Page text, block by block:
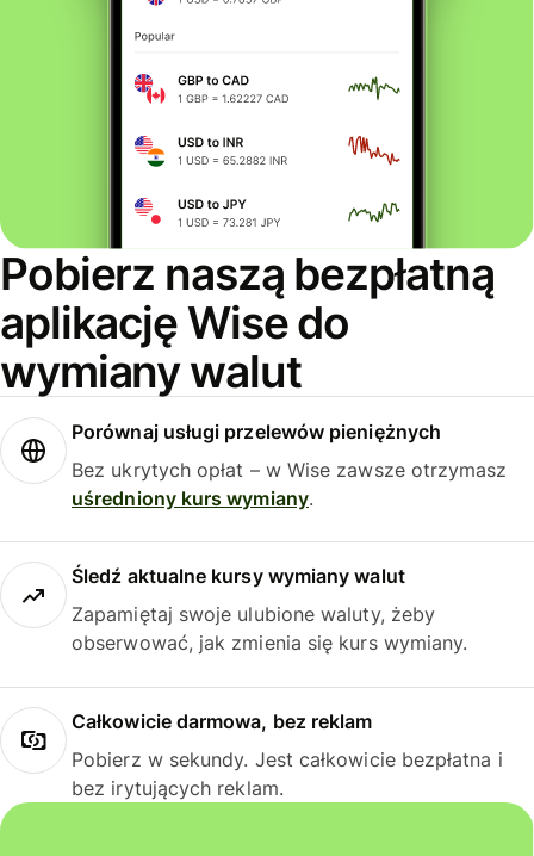
Pobierz naszą bezpłatną
aplikację Wise do
wymiany walut
Porównaj usługi przelewów pieniężnych
Bez ukrytych opłat – w Wise zawsze otrzymasz
uśredniony kurs wymiany.
Śledź aktualne kursy wymiany walut
Zapamiętaj swoje ulubione waluty, żeby
obserwować, jak zmienia się kurs wymiany.
Całkowicie darmowa, bez reklam
Pobierz w sekundy. Jest całkowicie bezpłatna i
bez irytujących reklam.